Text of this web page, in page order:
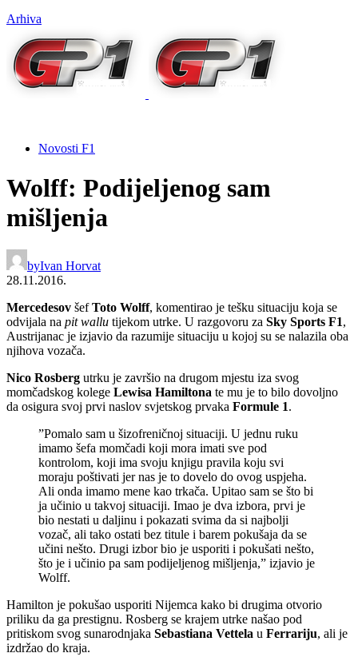
Arhiva
Novosti F1
Wolff: Podijeljenog sam
mišljenja
byIvan Horvat
28.11.2016.
Mercedesov šefToto Wolff, komentirao je tešku situaciju koja se
odvijala na pit wallu tijekom utrke. U razgovoru za Sky Sports F1,
Austrijanac je izjavio da razumije situaciju u kojoj su se nalazila oba
njihova vozača.
Nico Rosberg utrku je završio na drugom mjestu iza svog
momčadskog kolege Lewisa Hamiltona te mu je to bilo dovoljno
da osigura svoj prvi naslov svjetskog prvaka Formule 1.
”Pomalo sam u šizofreničnoj situaciji. U jednu ruku
imamo šefa momčadi koji mora imati sve pod
kontrolom, koji ima svoju knjigu pravila koju svi
moraju poštivati jer nas je to dovelo do ovog uspjeha.
Ali onda imamo mene kao trkača. Upitao sam se što bi
ja učinio u takvoj situaciji. Imao je dva izbora, prvi je
bio nestati u daljinu i pokazati svima da si najbolji
vozač, ali tako ostati bez titule i barem pokušaja da se
učini nešto. Drugi izbor bio je usporiti i pokušati nešto,
što je i učinio pa sam podijeljenog mišljenja,” izjavio je
Wolff.
Hamilton je pokušao usporiti Nijemca kako bi drugima otvorio
priliku da ga prestignu. Rosberg se krajem utrke našao pod
pritiskom svog sunarodnjaka Sebastiana Vettela u Ferrariju, ali je
izdržao do kraja.